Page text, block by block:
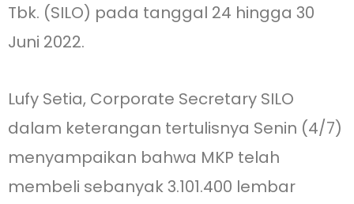
Tbk. (SILO) pada tanggal 24 hingga 30
Juni 2022.
Lufy Setia, Corporate Secretary SILO
dalam keterangan tertulisnya Senin (4/7)
menyampaikan bahwa MKP telah
membeli sebanyak 3.101.400 lembar